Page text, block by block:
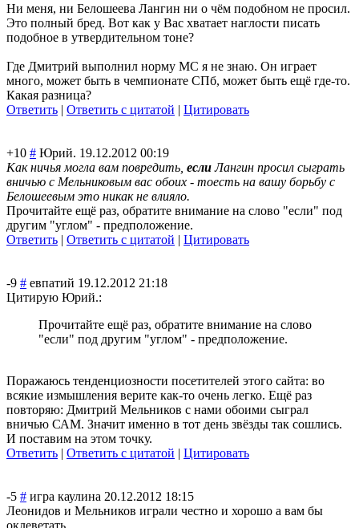
Ни меня, ни Белошеева Лангин ни о чём подобном не просил.
Это полный бред. Вот как у Вас хватает наглости писать
подобное в утвердительном тоне?
Где Дмитрий выполнил норму МС я не знаю. Он играет
много, может быть в чемпионате СПб, может быть ещё где-то.
Какая разница?
Ответить | Ответить с цитатой | Цитировать
+10 # Юрий. 19.12.2012 00:19
Как ничья могла вам повредить, еслиЛангин просил сыграть
вничью с Мельниковым вас обоих - тоесть на вашу борьбу с
Белошеевым это никак не влияло.
Прочитайте ещё раз, обратите внимание на слово "если" под
другим "углом" - предположение.
Ответить | Ответить с цитатой | Цитировать
-9 # евпатий 19.12.2012 21:18
Цитирую Юрий.:
Прочитайте ещё раз, обратите внимание на слово
"если" под другим "углом" - предположение.
Поражаюсь тенденциозности посетителей этого сайта: во
всякие измышления верите как-то очень легко. Ещё раз
повторяю: Дмитрий Мельников с нами обоими сыграл
вничью САМ. Значит именно в тот день звёзды так сошлись.
И поставим на этом точку.
Ответить | Ответить с цитатой | Цитировать
-5 # игра каулина 20.12.2012 18:15
Леонидов и Мельников играли честно и хорошо а вам бы
оклеветать